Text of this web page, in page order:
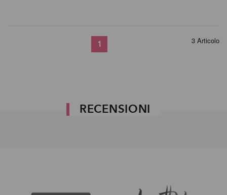
1 3 Articolo
RECENSIONI